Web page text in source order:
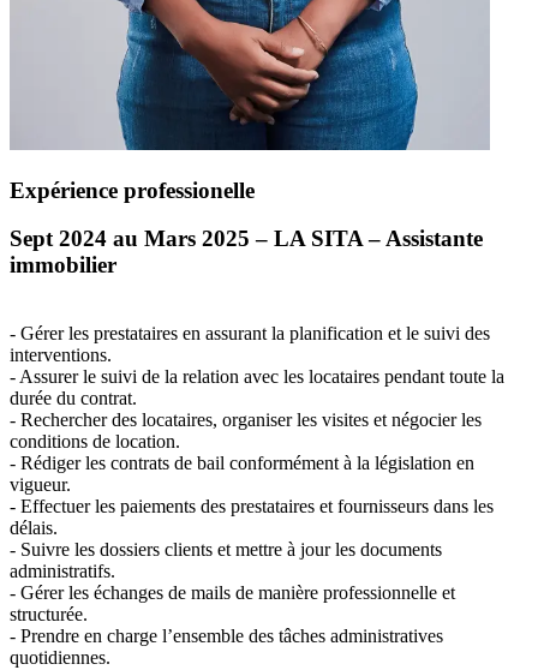
Expérience professionelle
Sept 2024 au Mars 2025 – LA SITA– Assistante
immobilier
- Gérer les prestataires en assurant la planification et le suivi des
interventions.
- Assurer le suivi de la relation avec les locataires pendant toute la
durée du contrat.
- Rechercher des locataires, organiser les visites et négocier les
conditions de location.
- Rédiger les contrats de bail conformément à la législation en
vigueur.
- Effectuer les paiements des prestataires et fournisseurs dans les
délais.
- Suivre les dossiers clients et mettre à jour les documents
administratifs.
- Gérer les échanges de mails de manière professionnelle et
structurée.
- Prendre en charge l’ensemble des tâches administratives
quotidiennes.